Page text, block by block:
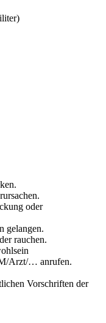
oder
gelangen.
rauchen.
Arzt/… anrufen.
Vorschriften der